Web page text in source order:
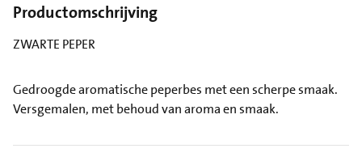
Productomschrijving
ZWARTE PEPER
Gedroogde aromatische peperbes met een scherpe smaak.
Versgemalen, met behoud van aroma en smaak.